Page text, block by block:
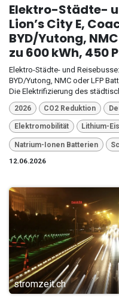
Elektro-Städte-
Lion’s City E,
BYD/Yutong,
zu 600 kWh, 450
Elektro-Städte- und
BYD/Yutong, NMC oder LFP
Die Elektrifizierung des
2026 CO2 Reduktion
Elektromobilität Lithium-
Natrium-Ionen Batterien
12.06.2026
stromzeit.ch